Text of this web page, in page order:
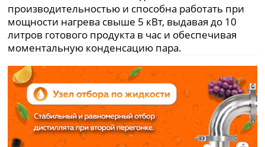
производительностью и способна работать при
мощности нагрева свыше 5 кВт, выдавая до 10
литров готового продукта в час и обеспечивая
моментальную конденсацию пара.